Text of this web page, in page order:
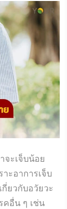
จะเจ็บน้อย
ะอาการเจ็บ
ยวกับอวัยวะ
อื่น ๆ เช่น